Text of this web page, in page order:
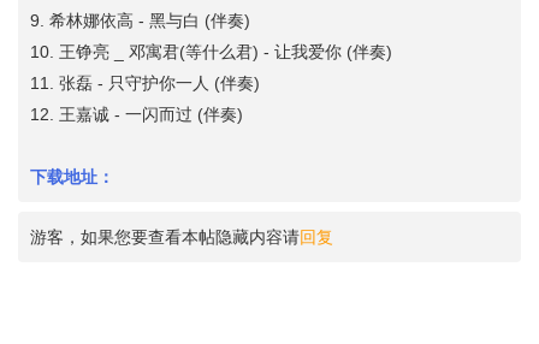
9. 希林娜依高 - 黑与白 (伴奏)
10. 王铮亮 _ 邓寓君(等什么君) - 让我爱你 (伴奏)
11. 张磊 - 只守护你一人 (伴奏)
12. 王嘉诚 - 一闪而过 (伴奏)
下载地址：
游客，如果您要查看本帖隐藏内容请回复